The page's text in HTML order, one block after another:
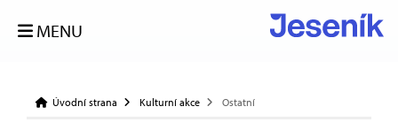
MENU
Úvodní strana Kulturní akce Ostatní